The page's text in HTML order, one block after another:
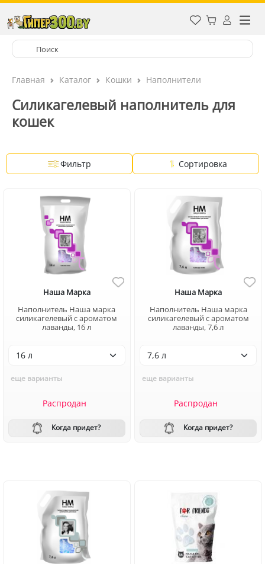
Главная Каталог Кошки Наполнители
Силикагелевый наполнитель для
кошек
Фильтр Сортировка
Наша Марка
Наполнитель Наша марка
силикагелевый с ароматом
лаванды, 16 л
еще варианты
Распродан
Когда придет?
Наша Марка
Наполнитель Наша марка
силикагелевый с ароматом
лаванды, 7,6 л
еще варианты
Распродан
Когда придет?